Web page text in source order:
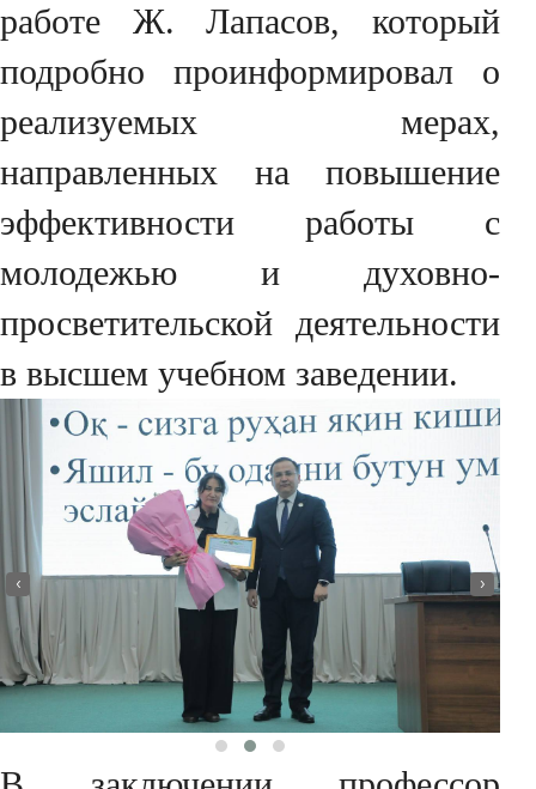
работе Ж. Лапасов, который
подробно проинформировал о
реализуемых мерах,
направленных на повышение
эффективности работы с
молодежью и духовно-
просветительской деятельности
в высшем учебном заведении.
‹ ›